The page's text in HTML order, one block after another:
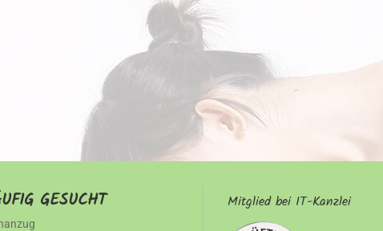
GESUCHT Mitglied bei IT-Kanzlei